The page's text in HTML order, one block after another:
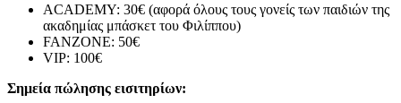
ACADEMY: 30€ (αφορά όλους τους γονείς των παιδιών της
ακαδημίας μπάσκετ του Φιλίππου)
FANZONE: 50€
VIP: 100€
Σημεία πώλησης εισιτηρίων: